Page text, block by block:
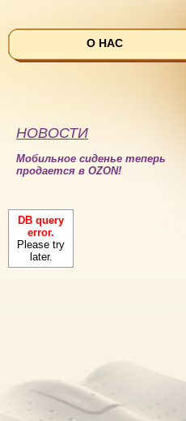
О НАС
НОВОСТИ
Мобильное сиденье теперь
продается в OZON!
DB query
error.
Please try
later.